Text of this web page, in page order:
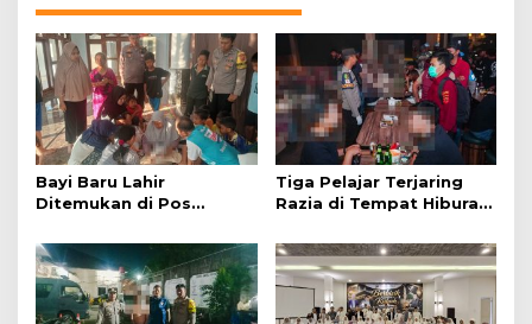
Bayi Baru Lahir
Ditemukan di Pos
Tiga Pelajar Terjaring
Razia di Tempat Hiburan